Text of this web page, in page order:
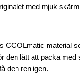
med mjuk
COOLmatic-material
den lätt att packa med
den ren igen.